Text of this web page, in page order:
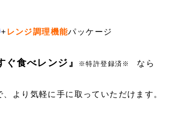
+ レンジ調理機能パッケージ
ぐ食べレンジ』 ※特許登録済※ なら
より気軽に手に取っていただけます。